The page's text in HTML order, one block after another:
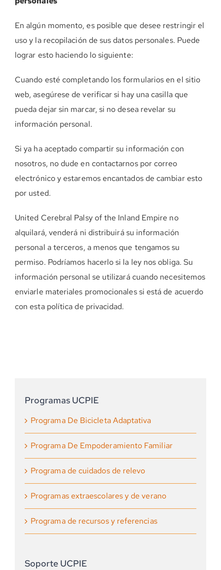
En algún momento, es posible que desee restringir el
uso y la recopilación de sus datos personales. Puede
lograr esto haciendo lo siguiente:
Cuando esté completando los formularios en el sitio
web, asegúrese de verificar si hay una casilla que
pueda dejar sin marcar, si no desea revelar su
información personal.
Si ya ha aceptado compartir su información con
nosotros, no dude en contactarnos por correo
electrónico y estaremos encantados de cambiar esto
por usted.
United Cerebral Palsy of the Inland Empire no
alquilará, venderá ni distribuirá su información
personal a terceros, a menos que tengamos su
permiso. Podríamos hacerlo si la ley nos obliga. Su
información personal se utilizará cuando necesitemos
enviarle materiales promocionales si está de acuerdo
con esta política de privacidad.
Programas UCPIE
Programa De Bicicleta Adaptativa
Programa De Empoderamiento Familiar
Programa de cuidados de relevo
Programas extraescolares y de verano
Programa de recursos y referencias
Soporte UCPIE